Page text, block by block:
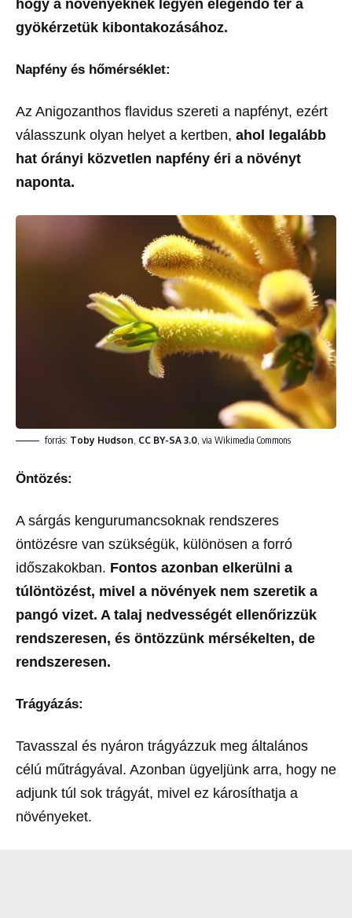
hogy a növényeknek legyen elegendő tér a
gyökérzetük kibontakozásához.
Napfény és hőmérséklet:
Az Anigozanthos flavidus szereti a napfényt, ezért
válasszunk olyan helyet a kertben, ahol legalább
hat órányi közvetlen napfény éri a növényt
naponta.
forrás: Toby Hudson CC BY-SA 3.0 , via Wikimedia Commons
Öntözés:
A sárgás kengurumancsoknak rendszeres
öntözésre van szükségük, különösen a forró
időszakokban. Fontos azonban elkerülni a
túlöntözést, mivel a növények nem szeretik a
pangó vizet. A talaj nedvességét ellenőrizzük
rendszeresen, és öntözzünk mérsékelten, de
rendszeresen.
Trágyázás:
Tavasszal és nyáron trágyázzuk meg általános
célú műtrágyával. Azonban ügyeljünk arra, hogy ne
adjunk túl sok trágyát, mivel ez károsíthatja a
növényeket.